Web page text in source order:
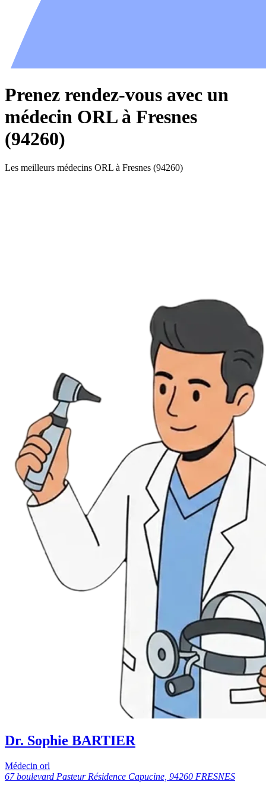
Prenez rendez-vous avec un
médecin ORL à Fresnes
(94260)
Les meilleurs médecins ORL à Fresnes (94260)
Dr. Sophie BARTIER
Médecin orl
67 boulevard Pasteur Résidence Capucine, 94260 FRESNES